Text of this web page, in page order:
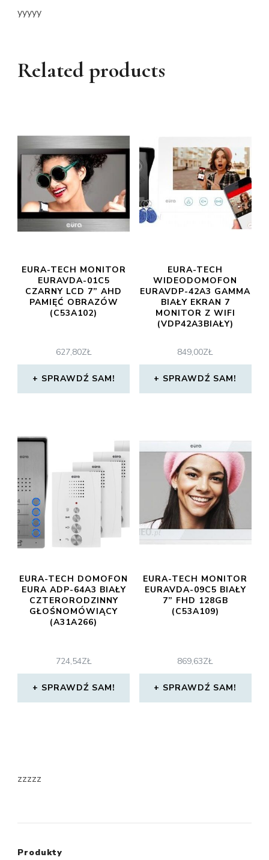
yyyyy
Related products
EURA-TECH MONITOR
EURAVDA-01C5
CZARNY LCD 7” AHD
PAMIĘĆ OBRAZÓW
(C53A102)
627,80ZŁ
SPRAWDŹ SAM!
EURA-TECH
WIDEODOMOFON
EURAVDP-42A3 GAMMA
BIAŁY EKRAN 7
MONITOR Z WIFI
(VDP42A3BIAŁY)
849,00ZŁ
SPRAWDŹ SAM!
EURA-TECH DOMOFON
EURA ADP-64A3 BIAŁY
CZTERORODZINNY
GŁOŚNOMÓWIĄCY
(A31A266)
724,54ZŁ
SPRAWDŹ SAM!
EURA-TECH MONITOR
EURAVDA-09C5 BIAŁY
7” FHD 128GB
(C53A109)
869,63ZŁ
SPRAWDŹ SAM!
zzzzz
Produkty